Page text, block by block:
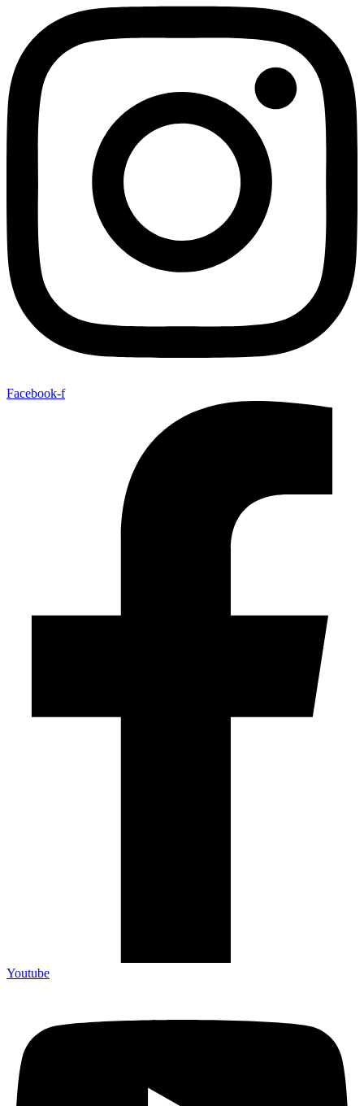
Facebook-f
Youtube